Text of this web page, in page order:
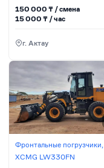
150 000 ₸ / сменa
15 000 ₸ / час
г. Актау
Фронтальные погрузчики,
XCMG LW330FN